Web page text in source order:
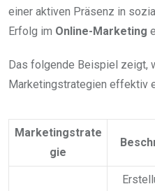
einer aktiven Präsenz in
Erfolg im Online-Marketing
Das folgende Beispiel zeigt,
Marketingstrategien effektiv
Marketingstrate
gie